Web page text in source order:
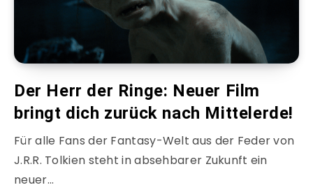
Der Herr der Ringe: Neuer Film
bringt dich zurück nach Mittelerde!
Für alle Fans der Fantasy-Welt aus der Feder von
J.R.R. Tolkien steht in absehbarer Zukunft ein
neuer…